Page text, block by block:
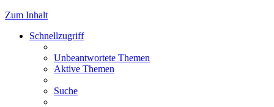
Zum Inhalt
Schnellzugriff
Unbeantwortete Themen
Aktive Themen
Suche